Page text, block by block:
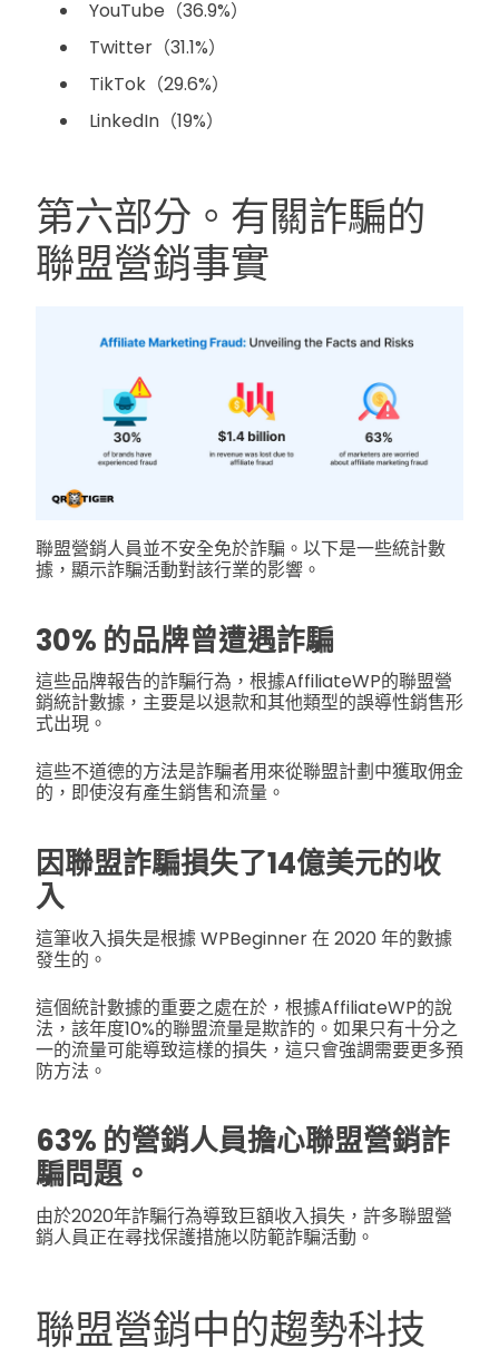
YouTube（36.9%）
Twitter（31.1%）
TikTok（29.6%）
LinkedIn（19%）
第六部分。有關詐騙的
聯盟營銷事實
聯盟營銷人員並不安全免於詐騙。以下是一些統計數
據，顯示詐騙活動對該行業的影響。
30% 的品牌曾遭遇詐騙
這些品牌報告的詐騙行為，根據AffiliateWP的聯盟營
銷統計數據，主要是以退款和其他類型的誤導性銷售形
式出現。
這些不道德的方法是詐騙者用來從聯盟計劃中獲取佣金
的，即使沒有產生銷售和流量。
因聯盟詐騙損失了14億美元的收
入
這筆收入損失是根據 WPBeginner 在 2020 年的數據
發生的。
這個統計數據的重要之處在於，根據AffiliateWP的說
法，該年度10%的聯盟流量是欺詐的。如果只有十分之
一的流量可能導致這樣的損失，這只會強調需要更多預
防方法。
63% 的營銷人員擔心聯盟營銷詐
騙問題。
由於2020年詐騙行為導致巨額收入損失，許多聯盟營
銷人員正在尋找保護措施以防範詐騙活動。
聯盟營銷中的趨勢科技